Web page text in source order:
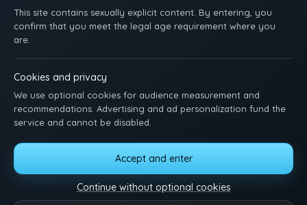
This site contains sexually explicit content. By entering, you
confirm that you meet the legal age requirement where you
are.
Cookies and privacy
We use optional cookies for audience measurement and
recommendations. Advertising and ad personalization fund the
service and cannot be disabled.
Accept and enter
Continue without optional cookies
РЕГИСТРАЦИЯ ВХОД ПОДДЕРЖКА
DMCA
18 U.S.C. 2257 MANAGE COOKIES